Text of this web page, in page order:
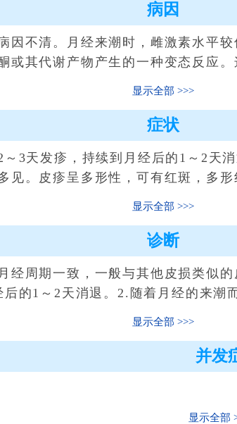
病因
清。月经来潮时，雌激素水平较
或其代谢产物产生的一种变态反应
显示全部
症状
天发疹，持续到月经后的1～2天消
见。皮疹呈多形性，可有红斑，多
显示全部
诊断
期一致，一般与其他皮损类似的
后的1～2天消退。2.随着月经的来
显示全部
并发
显示全部